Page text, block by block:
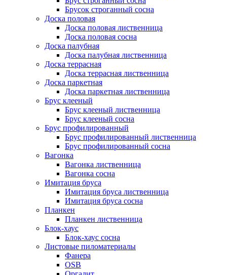
Брусок строганный сосна
Доска половая
Доска половая лиственница
Доска половая сосна
Доска палубная
Доска палубная лиственница
Доска террасная
Доска террасная лиственница
Доска паркетная
Доска паркетная лиственница
Брус клееный
Брус клееный лиственница
Брус клееный сосна
Брус профилированный
Брус профилированный лиственница
Брус профилированный сосна
Вагонка
Вагонка лиственница
Вагонка сосна
Имитация бруса
Имитация бруса лиственница
Имитация бруса сосна
Планкен
Планкен лиственница
Блок-хаус
Блок-хаус сосна
Листовые пиломатериалы
Фанера
OSB